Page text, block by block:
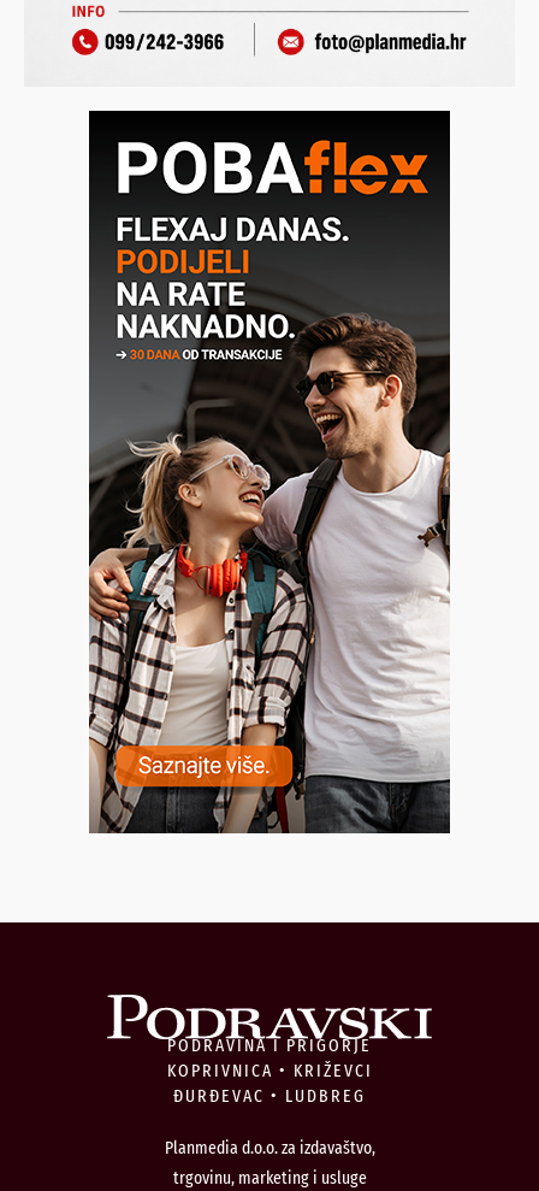
PODRAVINA I PRIGORJE
KOPRIVNICA • KRIŽEVCI
ĐURĐEVAC • LUDBREG
Planmedia d.o.o. za izdavaštvo,
trgovinu, marketing i usluge